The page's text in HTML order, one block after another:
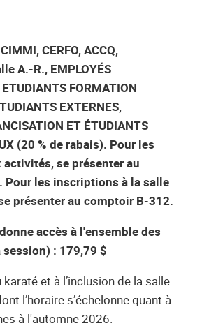
CERFO, ACCQ,
A.-R., EMPLOYÉS
FORMATION
EXTERNES,
ET ÉTUDIANTS
(20 % de rabais). Pour les
se présenter au
Pour les inscriptions à la salle
présenter au comptoir B-312.
accès à l'ensemble des
: 179,79 $
karaté et à l’inclusion de la salle
l’horaire s’échelonne quant à
à l'automne 2026.